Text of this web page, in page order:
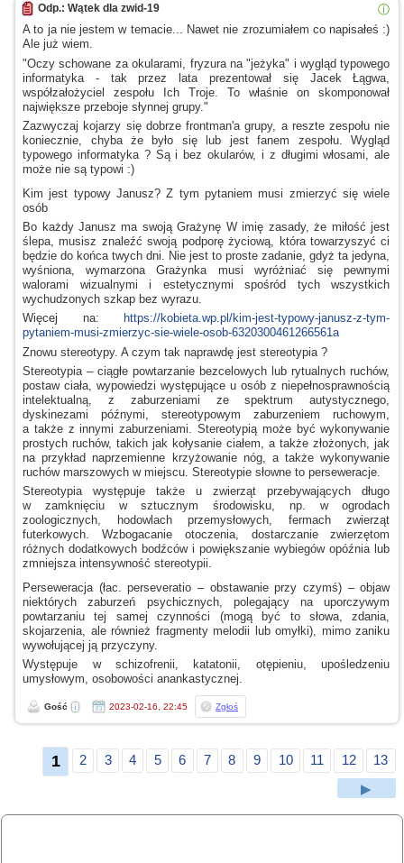
ⓘ
Odp.: Wątek dla zwid-19
A to ja nie jestemw temacie... Nawet nie zrozumiałem co napisałeś :)
Ale już wiem.
"Oczy schowane za okularami, fryzura na "jeżyka" i wyglądtypowego
informatyka - tak przez lata prezentował się Jacek Łągwa,
współzałożyciel zespołu Ich Troje. To właśnie on skomponował
największe przeboje słynnej grupy."
Zazwyczaj kojarzy się dobrze frontman'a grupy, a resztezespołu nie
koniecznie, chyba że było się lub jest fanem zespołu. Wygląd
typowego informatyka ? Sąi bez okularów, i z długimi włosami, ale
może nie są typowi :)
Kim jest typowy Janusz?Z tym pytaniem musi zmierzyć się wiele
osób
Bo każdy Janusz ma swoją Grażynę W imię zasady, że miłość jest
ślepa, musisz znaleźć swoją podporę życiową, która towarzyszyć ci
będzie do końca twych dni. Nie jest to proste zadanie, gdyż ta jedyna,
wyśniona, wymarzona Grażynka musi wyróżniać się pewnymi
walorami wizualnymii estetycznymi spośród tych wszystkich
wychudzonych szkap bez wyrazu.
Więcej na:
https://kobieta.wp.pl/kim-jest-typowy-janusz-z-tym-
pytaniem-musi-zmierzyc-sie-wiele-osob-6320300461266561a
Znowu stereotypy.A czym tak naprawdę jest stereotypia ?
Stereotypia – ciągłe powtarzanie bezcelowych lub rytualnych ruchów,
postaw ciała, wypowiedzi występująceu osób z niepełnosprawnością
intelektualną, z zaburzeniami ze spektrum autystycznego,
dyskinezami późnymi, stereotypowym zaburzeniem ruchowym,
a także z innymi zaburzeniami. Stereotypią może być wykonywanie
prostych ruchów, takich jak kołysanie ciałem,a także złożonych, jak
na przykład naprzemienne krzyżowanie nóg, a także wykonywanie
ruchów marszowychw miejscu. Stereotypie słowne to perseweracje.
Stereotypia występuje takżeu zwierząt przebywających długo
w zamknięciu
w sztucznym środowisku, np. w ogrodach
zoologicznych, hodowlach przemysłowych, fermach zwierząt
futerkowych. Wzbogacanie otoczenia, dostarczanie zwierzętom
różnych dodatkowych bodźcówi powiększanie wybiegów opóźnia lub
zmniejsza intensywność stereotypii.
Perseweracja (łac. perseveratio – obstawanie przy czymś) – objaw
niektórych zaburzeń psychicznych, polegający na uporczywym
powtarzaniu tej samej czynności (mogą być to słowa, zdania,
skojarzenia, ale również fragmenty melodii lub omyłki), mimo zaniku
wywołującej ją przyczyny.
Występuje w schizofrenii, katatonii, otępieniu, upośledzeniu
umysłowym, osobowości anankastycznej.
Gość 2023-02-16, 22:45 Zgłoś
1 2 3 4 5 6 7 8 9 10 11 12
13
▶